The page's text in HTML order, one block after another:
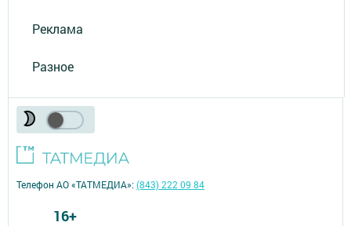
Реклама
Разное
Телефон АО «ТАТМЕДИА»:(843) 222 09 84
16+